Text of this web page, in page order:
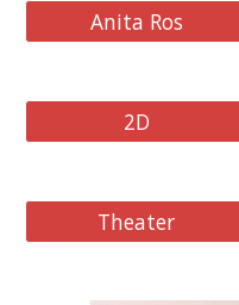
Anita Ros
2D
Theater